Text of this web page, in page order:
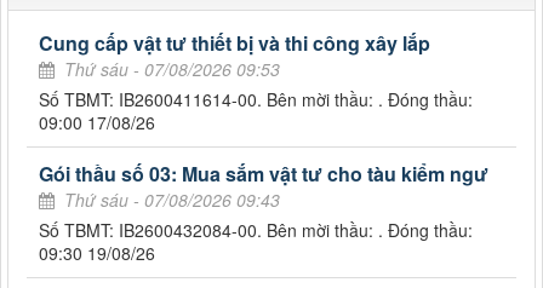
Cung cấp vật tư thiết bị và thi công xây lắp
Thứ sáu - 07/08/2026 09:53
Số TBMT: IB2600411614-00. Bên mời thầu: . Đóng thầu:
09:00 17/08/26
Gói thầu số 03: Mua sắm vật tư cho tàu kiểm ngư
Thứ sáu - 07/08/2026 09:43
Số TBMT: IB2600432084-00. Bên mời thầu: . Đóng thầu:
09:30 19/08/26